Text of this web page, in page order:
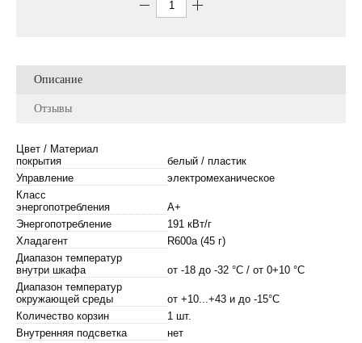
Описание
Отзывы
Цвет / Материал
покрытия
белый / пластик
Управление
электромеханическое
Класс
энергопотребления
А+
Энергопотребление
191 кВт/г
Хладагент
R600а (45 г)
Диапазон температур
внутри шкафа
от -18 до -32 °С / от 0+10 °С
Диапазон температур
окружающей среды
от +10...+43 и до -15°С
Количество корзин
1 шт.
Внутренняя подсветка
нет